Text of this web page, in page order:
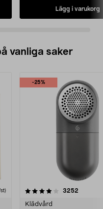
Lägg i varukorg
vanliga saker
-25%
3252
Klädvård
4.5av 5 stjärnor